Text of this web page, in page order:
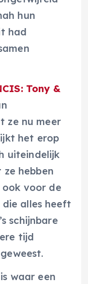
hun
had
Tony &
ze nu meer
het erop
uiteindelijk
hebben
voor de
die alles heeft
schijnbare
tijd
waar een